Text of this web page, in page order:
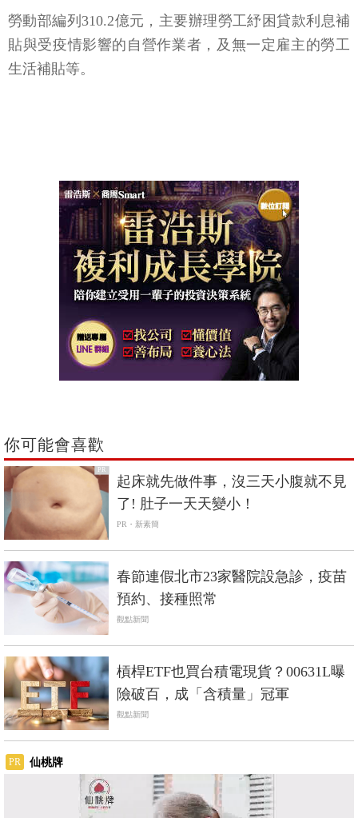
勞動部編列310.2億元，主要辦理勞工紓困貸款利息補
貼與受疫情影響的自營作業者，及無一定雇主的勞工
生活補貼等。
你可能會喜歡
PR
起床就先做件事，沒三天小腹就不見
了! 肚子一天天變小！
PR・新素簡
春節連假北市23家醫院設急診，疫苗
預約、接種照常
觀點新聞
槓桿ETF也買台積電現貨？00631L曝
險破百，成「含積量」冠軍
觀點新聞
PR 仙桃牌